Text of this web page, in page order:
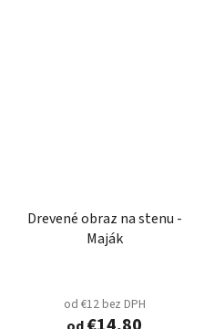
Drevené obraz na stenu -
Maják
od €12 bez DPH